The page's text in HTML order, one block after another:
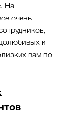
На
очень
и
вам по